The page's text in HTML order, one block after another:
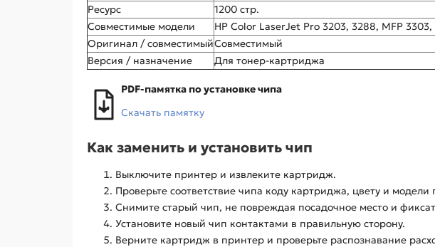
Ресурс
1200 стр.
Совместимые модели
HP Color LaserJet Pro 3203, 3288, MFP 3303,
Оригинал / совместимыйСовместимый
Версия / назначение
Для тонер-картриджа
PDF-памятка по установке чипа
Скачать памятку
Как заменить и установить чип
Выключите принтер и извлеките картридж.
Проверьте соответствие чипа коду картриджа, цвету и модели
Снимите старый чип, не повреждая посадочное место и
Установите новый чип контактами в правильную сторону.
Верните картридж в принтер и проверьте распознавание